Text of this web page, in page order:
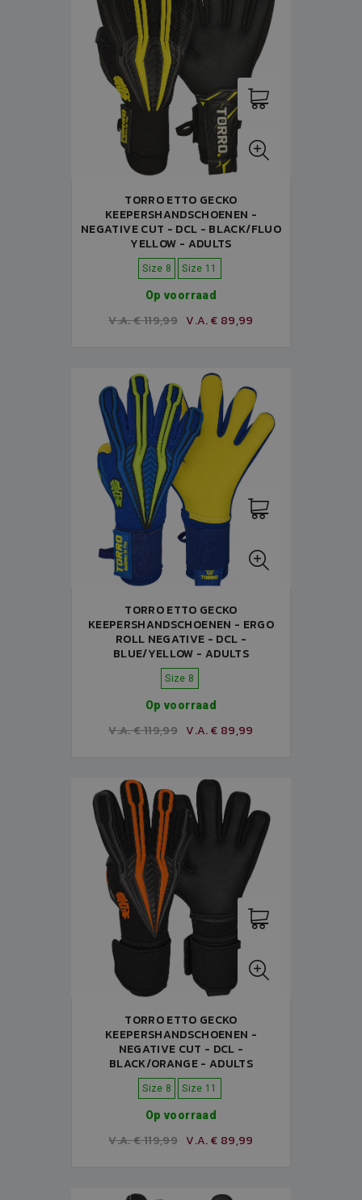
TORRO ETTO GECKO
KEEPERSHANDSCHOENEN -
NEGATIVE CUT - DCL - BLACK/FLUO
YELLOW - ADULTS
Size 8 Size 11
Op voorraad
V.A. € 119,99 V.A. € 89,99
TORRO ETTO GECKO
KEEPERSHANDSCHOENEN - ERGO
ROLL NEGATIVE - DCL -
BLUE/YELLOW - ADULTS
Size 8
Op voorraad
V.A. € 119,99 V.A. € 89,99
TORRO ETTO GECKO
KEEPERSHANDSCHOENEN -
NEGATIVE CUT - DCL -
BLACK/ORANGE - ADULTS
Size 8 Size 11
Op voorraad
V.A. € 119,99 V.A. € 89,99